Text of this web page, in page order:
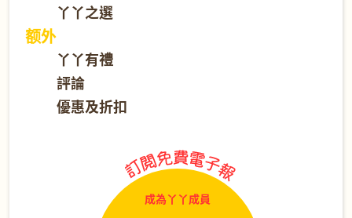
丫丫之選
额外
丫丫有禮
評論
優惠及折扣
成為丫丫成員